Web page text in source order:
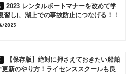
2023 レンタルボートマナーを改めて学
習し)、湖上での事故防止につなげる！！
2023
【保存版】絶対に押さえておきたい船舶
更新のやり方！ライセンススクールも良